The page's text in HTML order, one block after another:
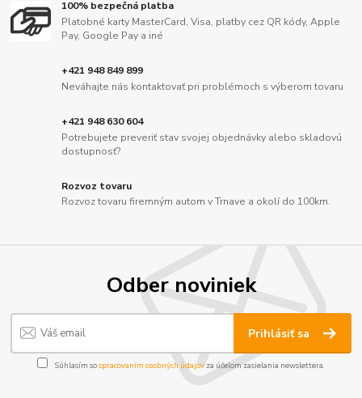
100% bezpečná platba
Platobné karty MasterCard, Visa, platby cez QR kódy, Apple
Pay, Google Pay a iné
+421 948 849 899
Neváhajte nás kontaktovať pri problémoch s výberom tovaru
+421 948 630 604
Potrebujete preveriť stav svojej objednávky alebo skladovú
dostupnosť?
Rozvoz tovaru
Rozvoz tovaru firemným autom v Trnave a okolí do 100km.
Odber noviniek
Prihlásiť sa
Súhlasím sospracovaním osobných údajov za účelom zasielania newslettera.